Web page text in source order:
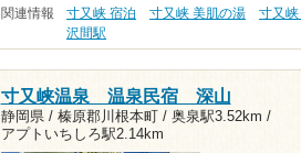
関連情報 寸又峡 宿泊 寸又峡 美肌の湯 寸又
沢間駅
寸又峡温泉 温泉民宿 深山
静岡県 / 榛原郡川根本町 / 奥泉駅3.52km /
アプトいちしろ駅2.14km